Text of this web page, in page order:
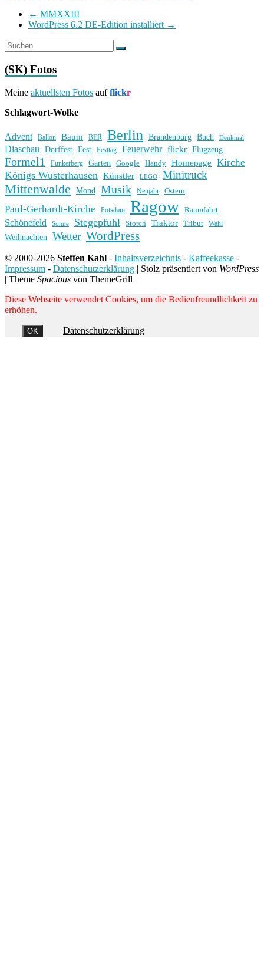
← MMXXIII
WordPress 6.2 DE-Edition installiert →
(SK) Fotos
Meine aktuellsten Fotos aufflickr
Schlagwort-Wolke
Advent Ballon Baum BER Berlin Brandenburg Buch Denkmal
Diaschau Dorffest Fest Festtag Feuerwehr flickr Flugzeug
Formel1 Funkerberg Garten Google Handy Homepage Kirche
Königs Wusterhausen Künstler LEGO Minitruck
Mittenwalde Mond Musik Neujahr Ostern
Paul-Gerhardt-Kirche Potsdam Ragow Raumfahrt
Schönefeld Sonne Stegepfuhl Storch Traktor Tribut Wahl
Weihnachten Wetter WordPress
© 2000-2026 Steffen Kahl - Inhaltsverzeichnis - Kaffeekasse -
Impressum - Datenschutzerklärung | Stolz präsentiert von WordPress
| Theme Spacious von ThemeGrill
Diese Webseite verwendet Cookies, um die Bedienfreundlichkeit zu
erhöhen.
OK Datenschutzerklärung